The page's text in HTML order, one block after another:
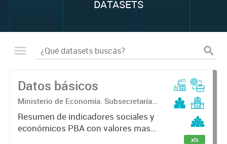
DATASETS
Datos básicos
Ministerio de Economía. Subsecretaría
de Coordinación Económica y
Estadística. Dirección Provincial de
Estadística.
Resumen de indicadores sociales y
económicos PBA con valores mas
xls